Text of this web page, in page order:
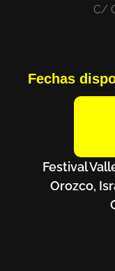
C/
Fechas
Festival
Orozco,